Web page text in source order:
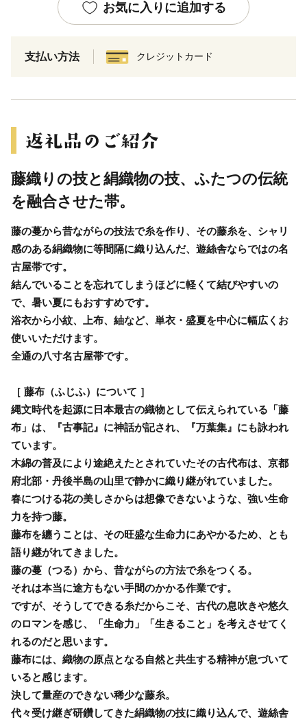
お気に入りに追加する
支払い方法 クレジットカード
藤織りの技と絹織物の技、ふたつの伝統
を融合させた帯。
藤の蔓から昔ながらの技法で糸を作り、その藤糸を、シャリ
感のある絹織物に等間隔に織り込んだ、遊絲舎ならではの名
古屋帯です。
結んでいることを忘れてしまうほどに軽くて結びやすいの
で、暑い夏にもおすすめです。
浴衣から小紋、上布、紬など、単衣・盛夏を中心に幅広くお
使いいただけます。
全通の八寸名古屋帯です。
［ 藤布（ふじふ）について ］
縄文時代を起源に日本最古の織物として伝えられている「藤
布」は、『古事記』に神話が記され、『万葉集』にも詠われ
ています。
木綿の普及により途絶えたとされていたその古代布は、京都
府北部・丹後半島の山里で静かに織り継がれていました。
春につける花の美しさからは想像できないような、強い生命
力を持つ藤。
藤布を纏うことは、その旺盛な生命力にあやかるため、とも
語り継がれてきました。
藤の蔓（つる）から、昔ながらの方法で糸をつくる。
それは本当に途方もない手間のかかる作業です。
ですが、そうしてできる糸だからこそ、古代の息吹きや悠久
のロマンを感じ、「生命力」「生きること」を考えさせてく
れるのだと思います。
藤布には、織物の原点となる自然と共生する精神が息づいて
いると感じます。
決して量産のできない稀少な藤糸。
代々受け継ぎ研鑽してきた絹織物の技に織り込んで、遊絲舎